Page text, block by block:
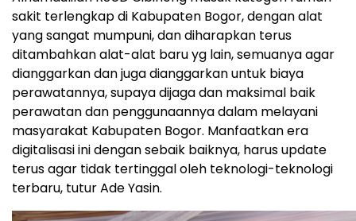
sakit terlengkap di Kabupaten Bogor, dengan alat
yang sangat mumpuni, dan diharapkan terus
ditambahkan alat-alat baru yg lain, semuanya agar
dianggarkan dan juga dianggarkan untuk biaya
perawatannya, supaya dijaga dan maksimal baik
perawatan dan penggunaannya dalam melayani
masyarakat Kabupaten Bogor. Manfaatkan era
digitalisasi ini dengan sebaik baiknya, harus update
terus agar tidak tertinggal oleh teknologi-teknologi
terbaru, tutur Ade Yasin.